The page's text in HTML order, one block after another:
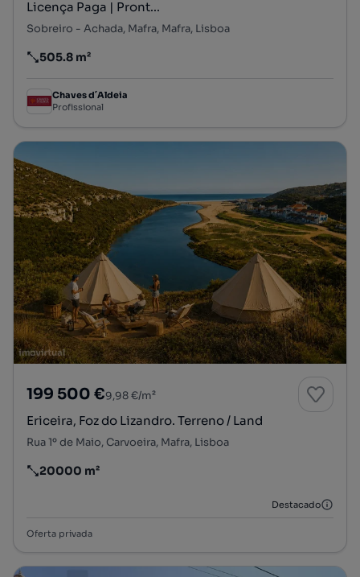
Licença Paga | Pront...
Sobreiro - Achada, Mafra, Mafra, Lisboa
Preço por metro quadrado
505.8 m²
Chaves d´Aldeia
Profissional
199 500 €9,98 €/m²
Ericeira, Foz do Lizandro. Terreno / Land
Rua 1º de Maio, Carvoeira, Mafra, Lisboa
Preço por metro quadrado
20000 m²
Destacado
Oferta privada